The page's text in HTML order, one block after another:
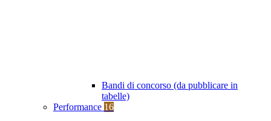
Bandi di concorso (da pubblicare in
tabelle)
Performance 16